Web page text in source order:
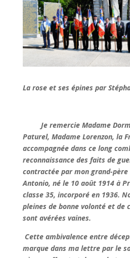
La rose et ses épines par
Je remercie Madame
Paturel, Madame Lorenzon, la
accompagnée dans ce long
reconnaissance des faits de
contractée par mon grand-père
Antonio, né le 10 août 1914 à
classe 35, incorporé en 1936.
pleines de bonne volonté et de
sont avérées vaines.
Cette ambivalence entre
marque dans ma lettre par le